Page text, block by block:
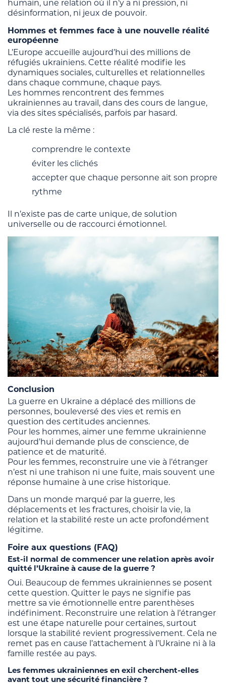
humain, une relation où il n’y a ni pression, ni
désinformation, ni jeux de pouvoir.
Hommes et femmes face à une nouvelle réalité
européenne
L’Europe accueille aujourd’hui des millions de
réfugiés ukrainiens. Cette réalité modifie les
dynamiques sociales, culturelles et relationnelles
dans chaque commune, chaque pays.
Les hommes rencontrent des femmes
ukrainiennes au travail, dans des cours de langue,
via des sites spécialisés, parfois par hasard.
La clé reste la même :
comprendre le contexte
éviter les clichés
accepter que chaque personne ait son propre
rythme
Il n’existe pas de carte unique, de solution
universelle ou de raccourci émotionnel.
Conclusion
La guerre en Ukraine a déplacé des millions de
personnes, bouleversé des vies et remis en
question des certitudes anciennes.
Pour les hommes, aimer une femme ukrainienne
aujourd’hui demande plus de conscience, de
patience et de maturité.
Pour les femmes, reconstruire une vie à l’étranger
n’est ni une trahison ni une fuite, mais souvent une
réponse humaine à une crise historique.
Dans un monde marqué par la guerre, les
déplacements et les fractures, choisir la vie, la
relation et la stabilité reste un acte profondément
légitime.
Foire aux questions (FAQ)
Est-il normal de commencer une relation après avoir
quitté l’Ukraine à cause de la guerre ?
Oui. Beaucoup de femmes ukrainiennes se posent
cette question. Quitter le pays ne signifie pas
mettre sa vie émotionnelle entre parenthèses
indéfiniment. Reconstruire une relation à l’étranger
est une étape naturelle pour certaines, surtout
lorsque la stabilité revient progressivement. Cela ne
remet pas en cause l’attachement à l’Ukraine ni à la
famille restée au pays.
Les femmes ukrainiennes en exil cherchent-elles
avant tout une sécurité financière ?